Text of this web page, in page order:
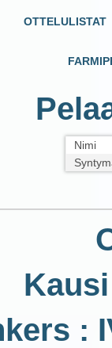
OTTELULISTAT
Nimi
: